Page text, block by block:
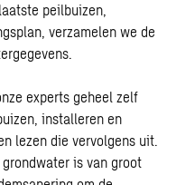
peilbuizen,
verzamelen we de
experts geheel zelf
installeren en
lezen die vervolgens uit.
is van groot